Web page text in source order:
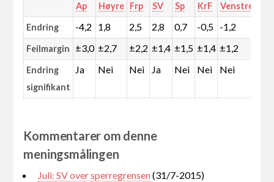
Ap Høyre Frp SV Sp KrF Venstre
Endring -4,2 1,8 2,5 2,8 0,7 -0,5 -1,2
Feilmargin ±3,0 ±2,7 ±2,2 ±1,4 ±1,5 ±1,4 ±1,2
Endring
signifikant
Ja Nei Nei Ja Nei Nei Nei
Kommentarer om denne
meningsmålingen
Juli: SV over sperregrensen(31/7-2015)